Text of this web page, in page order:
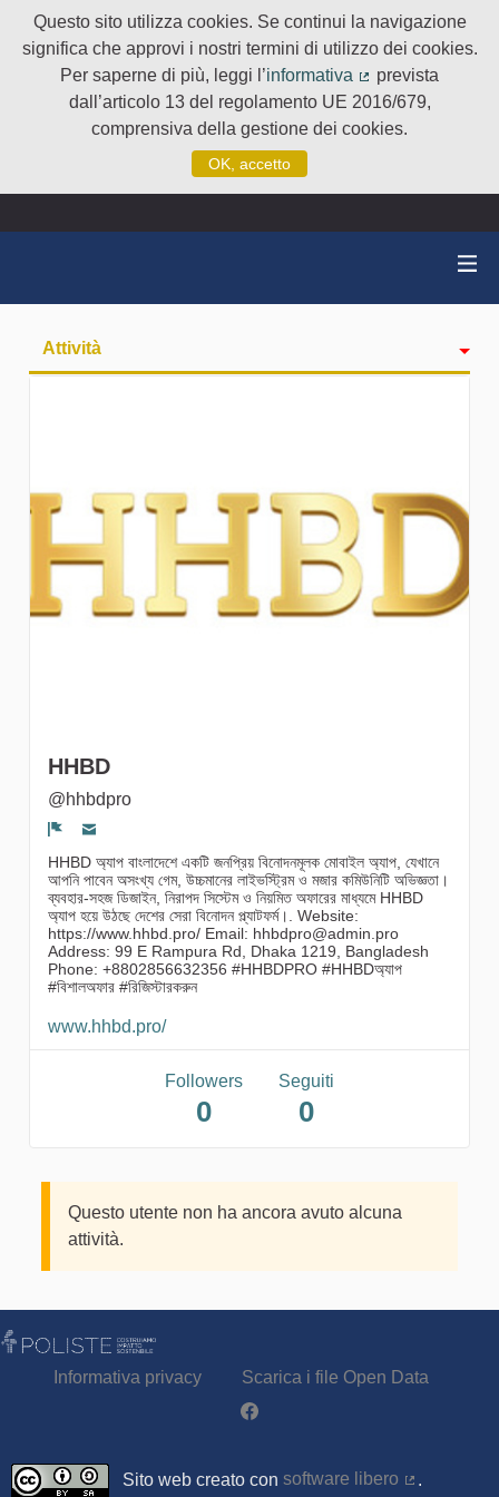
Questo sito utilizza cookies. Se continui la navigazione
significa che approvi i nostri termini di utilizzo dei cookies.
Per saperne di più, leggi l’informativa
(Collegamento
prevista
dall’articolo 13 del regolamento UE 2016/679,
comprensiva della gestione dei cookies.
OK, accetto
Attività
Followers
gruppi
HHBD
@hhbdpro
Segnala un problema
HHBD অ্যাপ বাংলাদেশে একটি জনপ্রিয় বিনোদনমূলক মোবাইল অ্যাপ, যেখানে
আপনি পাবেন অসংখ্য গেম, উচ্চমানের লাইভস্ট্রিম ও মজার কমিউনিটি অভিজ্ঞতা।
ব্যবহার-সহজ ডিজাইন, নিরাপদ সিস্টেম ও নিয়মিত অফারের মাধ্যমে HHBD
অ্যাপ হয়ে উঠছে দেশের সেরা বিনোদন প্ল্যাটফর্ম।. Website:
https://www.hhbd.pro/ Email: hhbdpro@admin.pro
Address: 99 E Rampura Rd, Dhaka 1219, Bangladesh
Phone: +8802856632356 #HHBDPRO #HHBDঅ্যাপ
#বিশালঅফার #রিজিস্টারকরুন
www.hhbd.pro/
Followers
0
Seguiti
0
Questo utente non ha ancora avuto alcuna
attività.
Informativa privacy
Scarica i file Open Data
Partecipa - Poliste su Facebook
Sito web creato con software libero
.